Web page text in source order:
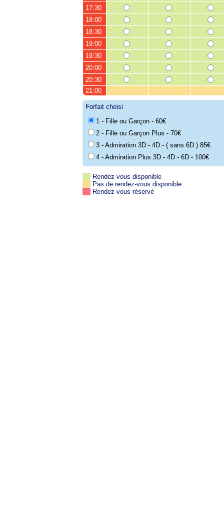
17:30
18:00
18:30
19:00
19:30
20:00
20:30
21:00
Forfait choisi
1 - Fille ou Garçon - 60€
2 - Fille ou Garçon Plus - 70€
3 - Admiration 3D - 4D - ( sans 6D ) 85€
4 - Admiration Plus 3D - 4D - 6D - 100€
Rendez-vous disponible
Pas de rendez-vous disponible
Rendez-vous réservé